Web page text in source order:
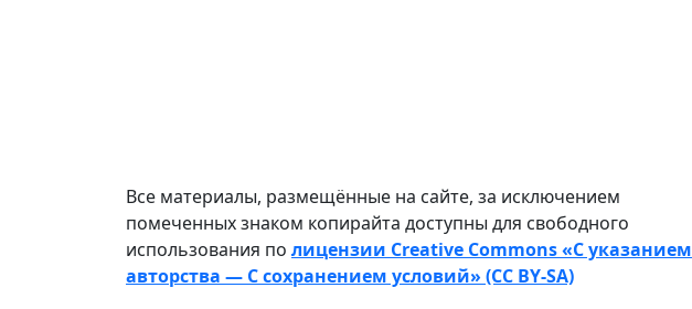
Все материалы, размещённые на сайте, за исключением
помеченных знаком копирайта доступны для свободного
использования по лицензии Creative Commons «С указанием
авторства — С сохранением условий» (CC BY-SA)